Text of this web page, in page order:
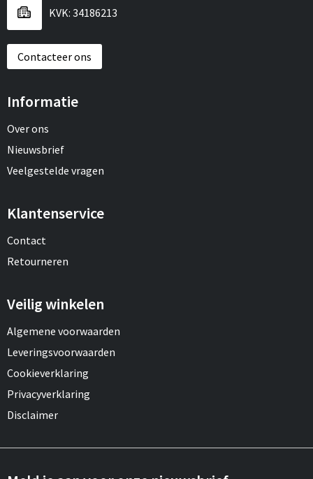
KVK: 34186213
Contacteer ons
Informatie
Over ons
Nieuwsbrief
Veelgestelde vragen
Klantenservice
Contact
Retourneren
Veilig winkelen
Algemene voorwaarden
Leveringsvoorwaarden
Cookieverklaring
Privacyverklaring
Disclaimer